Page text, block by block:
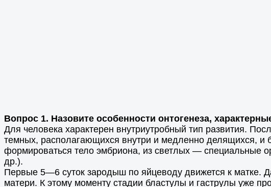
Вопрос 1. Назовите особенности онтогенеза,
Для человека характерен внутриутробный тип развития.
темных, располагающихся внутри и медленно делящихся, и
формироваться тело эмбриона, из светлых — специальные
др.).
Первые 5—6 суток зародыш по яйцеводу движется к матке.
матери. К этому моменту стадии бластулы и гаструлы уже